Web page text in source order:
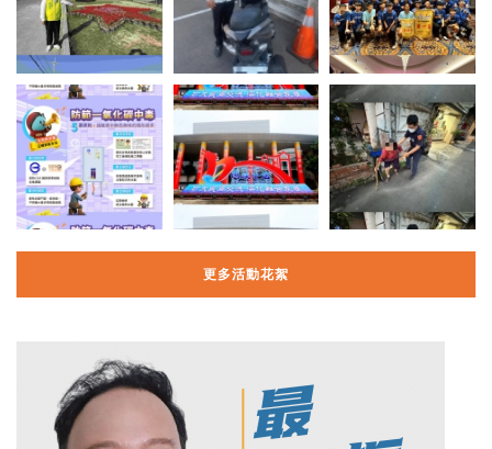
更多活動花絮